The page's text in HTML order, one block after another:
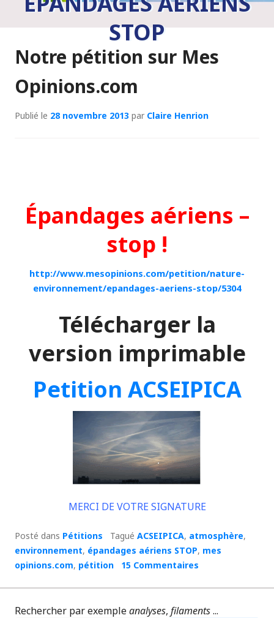
STOP
Notre pétition sur Mes
Opinions.com
Publié le 28 novembre 2013 par Claire Henrion
Épandages aériens –
stop !
http://www.mesopinions.com/petition/nature-
environnement/epandages-aeriens-stop/5304
Télécharger la
version imprimable
Petition ACSEIPICA
MERCI DE VOTRE SIGNATURE
Posté dans Pétitions Tagué ACSEIPICA, atmosphère,
environnement, épandages aériens STOP, mes
opinions.com, pétition 15 Commentaires
Rechercher par exempleanalyses, filaments...